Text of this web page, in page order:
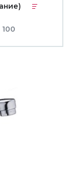
100